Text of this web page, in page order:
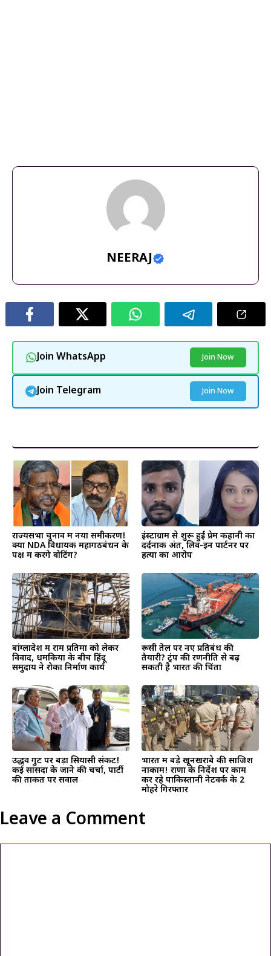
NEERAJ
Join WhatsApp Join Now
Join Telegram Join Now
राज्यसभा चुनाव में नया समीकरण!
क्या NDA विधायक महागठबंधन के
पक्ष में करेंगे वोटिंग?
इंस्टाग्राम से शुरू हुई प्रेम कहानी का
दर्दनाक अंत, लिव-इन पार्टनर पर
हत्या का आरोप
बांग्लादेश में राम प्रतिमा को लेकर
विवाद, धमकियों के बीच हिंदू
समुदाय ने रोका निर्माण कार्य
रूसी तेल पर नए प्रतिबंध की
तैयारी? ट्रंप की रणनीति से बढ़
सकती है भारत की चिंता
उद्धव गुट पर बड़ा सियासी संकट!
कई सांसदों के जाने की चर्चा, पार्टी
की ताकत पर सवाल
भारत में बड़े खूनखराबे की साजिश
नाकाम! राणा के निर्देश पर काम
कर रहे पाकिस्तानी नेटवर्क के 2
मोहरे गिरफ्तार
Leave a Comment